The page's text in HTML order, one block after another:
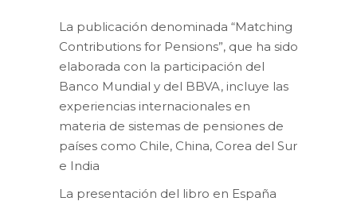
La publicación denominada “Matching
Contributions for Pensions”, que ha sido
elaborada con la participación del
Banco Mundial y del BBVA, incluye las
experiencias internacionales en
materia de sistemas de pensiones de
países como Chile, China, Corea del Sur
e India
La presentación del libro en España